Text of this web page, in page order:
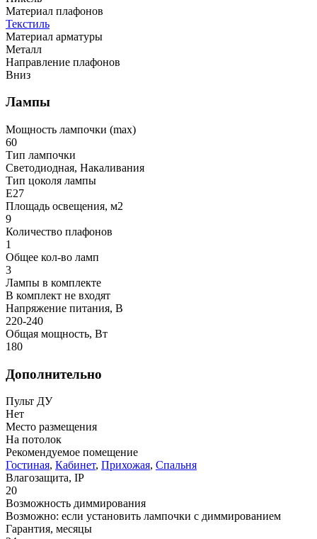
Материал плафонов
Текстиль
Материал арматуры
Металл
Направление плафонов
Вниз
Лампы
Мощность лампочки (max)
60
Тип лампочки
Светодиодная, Накаливания
Тип цоколя лампы
E27
Площадь освещения, м2
9
Количество плафонов
1
Общее кол-во ламп
3
Лампы в комплекте
В комплект не входят
Напряжение питания, В
220-240
Общая мощность, Вт
180
Дополнительно
Пульт ДУ
Нет
Место размещения
На потолок
Рекомендуемое помещение
Гостиная, Кабинет, Прихожая, Спальня
Влагозащита, IP
20
Возможность диммирования
Возможно: если установить лампочки с диммированием
Гарантия, месяцы